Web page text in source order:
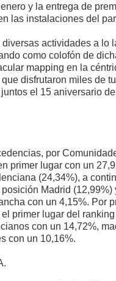
y la entrega de
las instalaciones del
actividades a lo
como colofón de
mapping en la
disfrutaron miles de
el 15 aniversario de
por
primer lugar con un
(24,34%), a
Madrid (12,99%)
con un 4,15%. Por
primer lugar del
con un 14,72%,
con un 10,16%.